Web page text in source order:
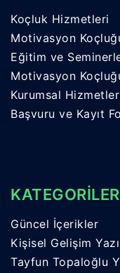
Koçluk Hizmetleri
Motivasyon
Eğitim ve
Motivasyon
Kurumsal Hizmetler
Başvuru ve Kayıt
KATEGORİLER
Güncel İçerikler
Kişisel Gelişim
Tayfun Topaloğlu